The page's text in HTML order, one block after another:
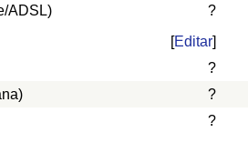
ADSL)
?
[Editar]
?
?
?